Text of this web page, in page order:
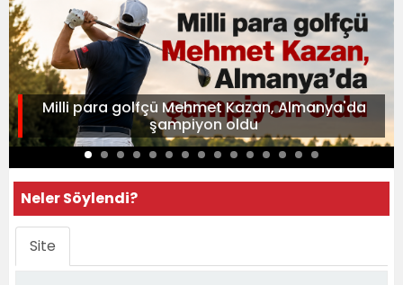
Milli para golfçü Mehmet Kazan, Almanya'da
şampiyon oldu
Neler Söylendi?
Site